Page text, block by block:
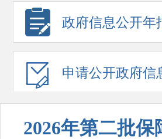
政府信息公开年
申请公开政府信
2026年第二批